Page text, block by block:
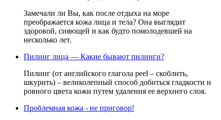
Замечали ли Вы, как после отдыха на море
преображается кожа лица и тела? Она выглядит
здоровой, сияющей и как будто помолодевшей на
несколько лет.
Пилинг лица — Какие бывают пилинги?
Пилинг (от английского глагола peel – скоблить,
шкурить) – великолепный способ добиться гладкости и
ровного цвета кожи путем удаления ее верхнего слоя.
Проблемная кожа - не приговор!